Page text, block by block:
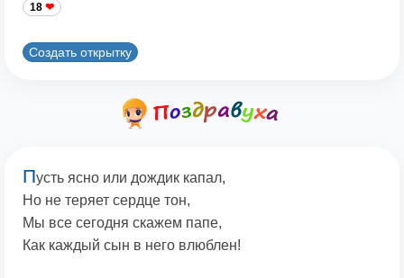
18
Создать открытку
Пусть ясно или дождик капал,
Но не теряет сердце тон,
Мы все сегодня скажем папе,
Как каждый сын в него влюблен!